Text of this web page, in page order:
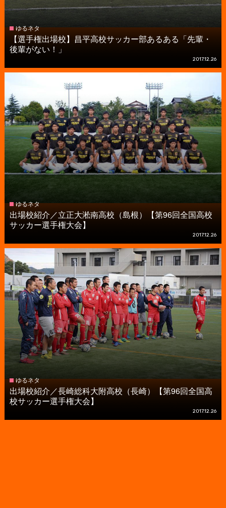
ゆるネタ
【選手権出場校】昌平高校サッカー部あるある「先輩・
後輩がない！」
2017.12.26
ゆるネタ
出場校紹介／立正大淞南高校（島根）【第96回全国高校
サッカー選手権大会】
2017.12.26
ゆるネタ
出場校紹介／長崎総科大附高校（長崎）【第96回全国高
校サッカー選手権大会】
2017.12.26